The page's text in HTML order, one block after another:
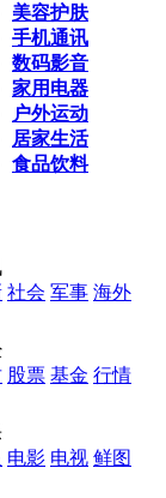
美容护肤
手机通讯
数码影音
家用电器
户外运动
居家生活
食品饮料
社会 军事 海外
股票 基金 行情
电影 电视 鲜图